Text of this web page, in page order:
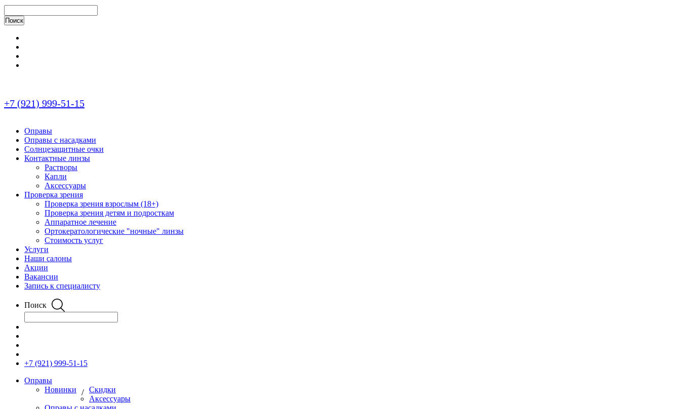
+7 (921) 999-51-15
Оправы
Оправы с насадками
Солнцезащитные очки
Контактные линзы
Растворы
Капли
Аксессуары
Проверка зрения
Проверка зрения взрослым (18+)
Проверка зрения детям и подросткам
Аппаратное лечение
Ортокератологические "ночные" линзы
Стоимость услуг
Услуги
Наши салоны
Акции
Вакансии
Запись к специалисту
Поиск
+7 (921) 999-51-15
Оправы
Новинки
/ Скидки
Аксессуары